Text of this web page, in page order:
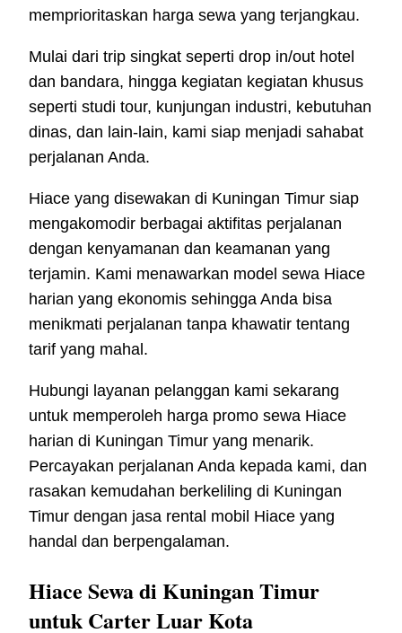
memprioritaskan harga sewa yang terjangkau.
Mulai dari trip singkat seperti drop in/out hotel
dan bandara, hingga kegiatan kegiatan khusus
seperti studi tour, kunjungan industri, kebutuhan
dinas, dan lain-lain, kami siap menjadi sahabat
perjalanan Anda.
Hiace yang disewakan di Kuningan Timur siap
mengakomodir berbagai aktifitas perjalanan
dengan kenyamanan dan keamanan yang
terjamin. Kami menawarkan model sewa Hiace
harian yang ekonomis sehingga Anda bisa
menikmati perjalanan tanpa khawatir tentang
tarif yang mahal.
Hubungi layanan pelanggan kami sekarang
untuk memperoleh harga promo sewa Hiace
harian di Kuningan Timur yang menarik.
Percayakan perjalanan Anda kepada kami, dan
rasakan kemudahan berkeliling di Kuningan
Timur dengan jasa rental mobil Hiace yang
handal dan berpengalaman.
Hiace Sewa di Kuningan Timur
untuk Carter Luar Kota